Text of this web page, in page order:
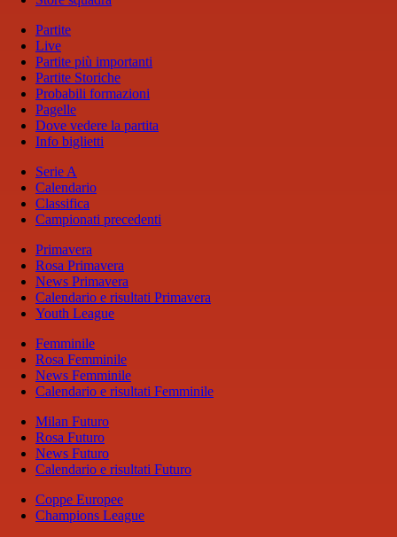
Partite
Live
Partite più importanti
Partite Storiche
Probabili formazioni
Pagelle
Dove vedere la partita
Info biglietti
Serie A
Calendario
Classifica
Campionati precedenti
Primavera
Rosa Primavera
News Primavera
Calendario e risultati Primavera
Youth League
Femminile
Rosa Femminile
News Femminile
Calendario e risultati Femminile
Milan Futuro
Rosa Futuro
News Futuro
Calendario e risultati Futuro
Coppe Europee
Champions League